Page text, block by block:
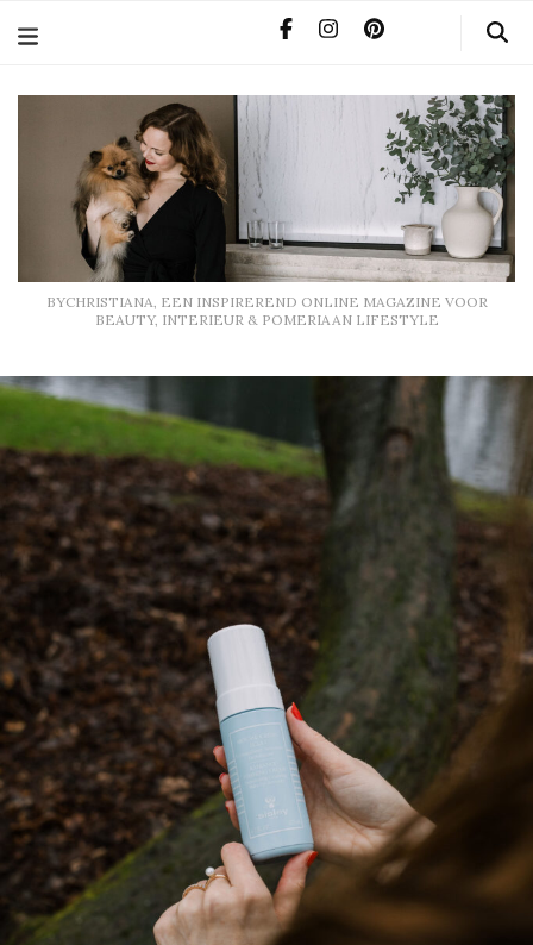
BYCHRISTIANA, EEN INSPIREREND ONLINE MAGAZINE VOOR
BEAUTY, INTERIEUR & POMERIAAN LIFESTYLE